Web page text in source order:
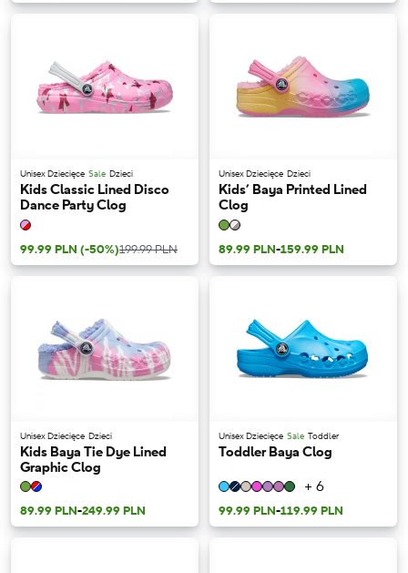
Unisex Dziecięce Sale Dzieci
Kids Classic Lined Disco
Dance Party Clog
99.99 PLN (-50%)199.99 PLN
Unisex Dziecięce Dzieci
Kids’ Baya Printed Lined
Clog
89.99 PLN-159.99 PLN
Unisex Dziecięce Dzieci
Kids Baya Tie Dye Lined
Graphic Clog
89.99 PLN-249.99 PLN
Unisex Dziecięce Sale Toddler
Toddler Baya Clog
+ 6
99.99 PLN-119.99 PLN